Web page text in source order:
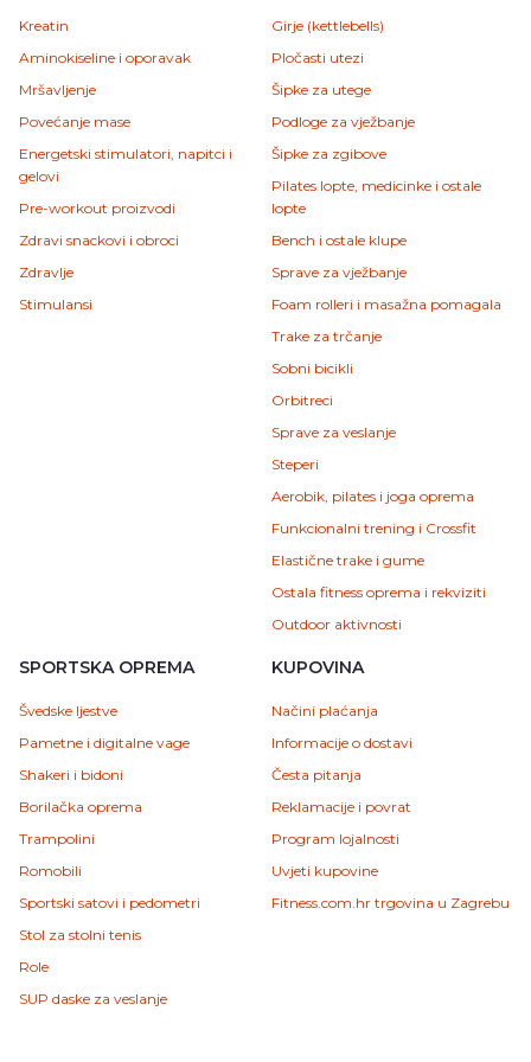
Kreatin
Aminokiseline i oporavak
Mršavljenje
Povećanje mase
Energetski stimulatori, napitci i
gelovi
Pre-workout proizvodi
Zdravi snackovi i obroci
Zdravlje
Stimulansi
Girje (kettlebells)
Pločasti utezi
Šipke za utege
Podloge za vježbanje
Šipke za zgibove
Pilates lopte, medicinke i ostale
lopte
Bench i ostale klupe
Sprave za vježbanje
Foam rolleri i masažna pomagala
Trake za trčanje
Sobni bicikli
Orbitreci
Sprave za veslanje
Steperi
Aerobik, pilates i joga oprema
Funkcionalni trening i Crossfit
Elastične trake i gume
Ostala fitness oprema i rekviziti
Outdoor aktivnosti
SPORTSKA OPREMA
Švedske ljestve
Pametne i digitalne vage
Shakeri i bidoni
Borilačka oprema
Trampolini
Romobili
Sportski satovi i pedometri
Stol za stolni tenis
Role
SUP daske za veslanje
KUPOVINA
Načini plaćanja
Informacije o dostavi
Česta pitanja
Reklamacije i povrat
Program lojalnosti
Uvjeti kupovine
Fitness.com.hr trgovina u Zagrebu